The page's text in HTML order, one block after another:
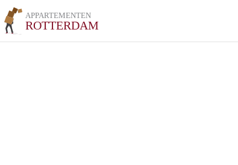
APPARTEMENTEN
ROTTERDAM